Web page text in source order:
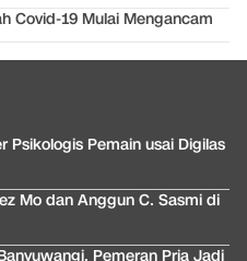
Covid-19 Mulai Mengancam
Psikologis Pemain usai Digilas
Mo dan Anggun C. Sasmi di
Pemeran Pria Jadi